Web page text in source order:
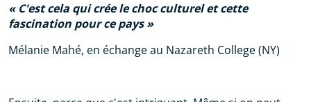
C'est cela qui crée le choc culturel et cette
fascination pour ce pays
Mélanie Mahé, en échange au Nazareth College (NY)